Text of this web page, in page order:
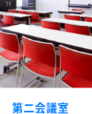
第二会議室